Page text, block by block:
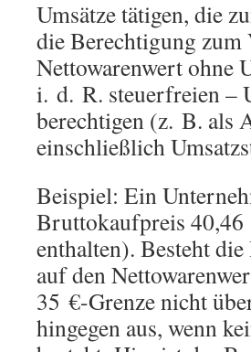
Umsätze tätigen, die
die Berechtigung zum
Nettowarenwert ohne
i. d. R. steuerfreien –
berechtigen (z. B. als
einschließlich
Beispiel: Ein
Bruttokaufpreis
enthalten). Besteht
auf den
35 €-Grenze nicht
hingegen aus, wenn